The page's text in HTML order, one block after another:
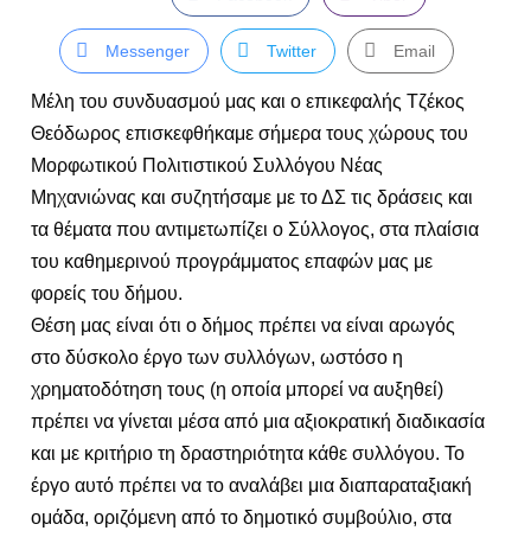
Messenger Twitter Email
Μέλη του συνδυασμού μας και ο επικεφαλής Τζέκος
Θεόδωρος επισκεφθήκαμε σήμερα τους χώρους του
Μορφωτικού Πολιτιστικού Συλλόγου Νέας
Μηχανιώνας και συζητήσαμε με το ΔΣ τις δράσεις και
τα θέματα που αντιμετωπίζει ο Σύλλογος, στα πλαίσια
του καθημερινού προγράμματος επαφών μας με
φορείς του δήμου.
Θέση μας είναι ότι ο δήμος πρέπει να είναι αρωγός
στο δύσκολο έργο των συλλόγων, ωστόσο η
χρηματοδότηση τους (η οποία μπορεί να αυξηθεί)
πρέπει να γίνεται μέσα από μια αξιοκρατική διαδικασία
και με κριτήριο τη δραστηριότητα κάθε συλλόγου. Το
έργο αυτό πρέπει να το αναλάβει μια διαπαραταξιακή
ομάδα, οριζόμενη από το δημοτικό συμβούλιο, στα